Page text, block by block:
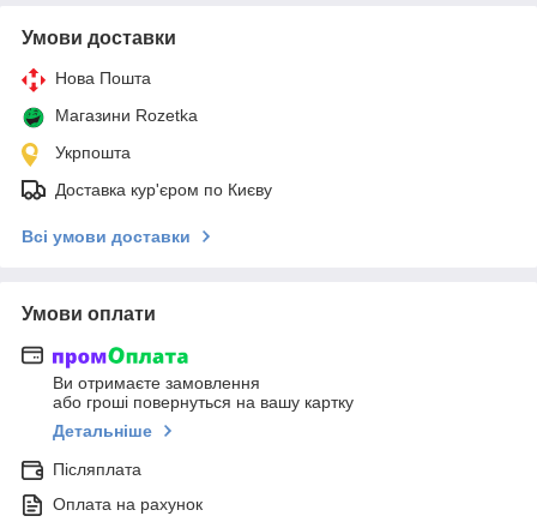
Умови доставки
Нова Пошта
Магазини Rozetka
Укрпошта
Доставка кур'єром по Києву
Всі умови доставки
Умови оплати
Ви отримаєте замовлення
або гроші повернуться на вашу картку
Детальніше
Післяплата
Оплата на рахунок